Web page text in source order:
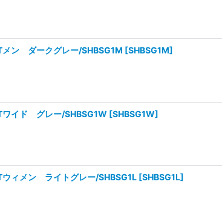
ン ダークグレー/SHBSG1M [SHBSG1M]
イド グレー/SHBSG1W [SHBSG1W]
ィメン ライトグレー/SHBSG1L [SHBSG1L]